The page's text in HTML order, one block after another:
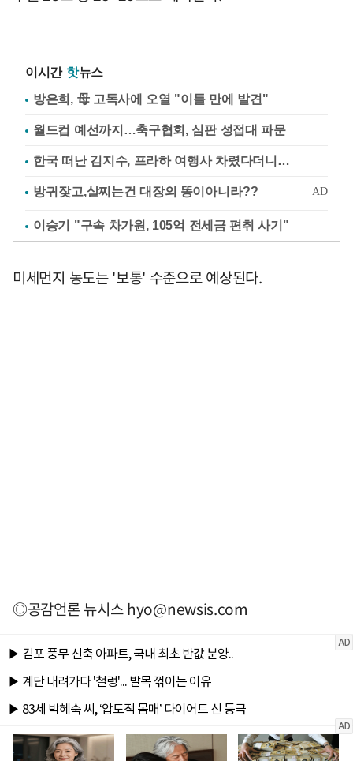
이시간 핫뉴스
방은희, 母 고독사에 오열 "이틀 만에 발견"
월드컵 예선까지…축구협회, 심판 성접대 파문
한국 떠난 김지수, 프라하 여행사 차렸다더니…
이승기 "구속 차가원, 105억 전세금 편취 사기"
미세먼지 농도는 '보통' 수준으로 예상된다.
◎공감언론 뉴시스hyo@newsis.com